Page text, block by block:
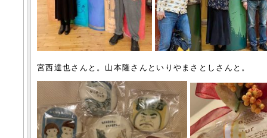
宮西達也さんと。山本隆さんといりやまさとしさんと。